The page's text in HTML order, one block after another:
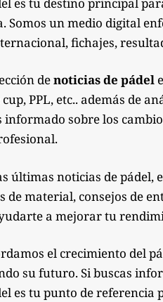
Somos un medio digital
fichajes,
denoticias de pádel
cup, PPL, etc.. además de
sobre los
últimas noticias de
de material, consejos de
a mejorar tu
el crecimiento del
su futuro. Si buscas
es tu punto de referencia